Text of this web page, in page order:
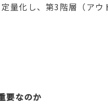
量化し、第3 階層（アウ
要なのか